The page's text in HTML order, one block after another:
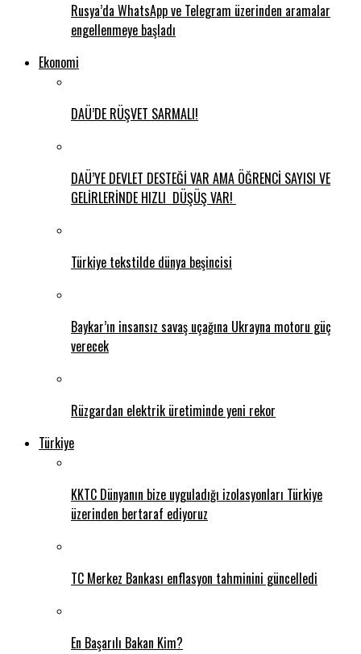
Rusya’da WhatsApp ve Telegram üzerinden aramalar
engellenmeye başladı
Ekonomi
DAÜ’DE RÜŞVET SARMALI!
DAÜ’YE DEVLET DESTEĞİ VAR AMA ÖĞRENCİ SAYISI VE
GELİRLERİNDE HIZLI DÜŞÜŞ VAR!
Türkiye tekstilde dünya beşincisi
Baykar’ın insansız savaş uçağına Ukrayna motoru güç
verecek
Rüzgardan elektrik üretiminde yeni rekor
Türkiye
KKTC Dünyanın bize uyguladığı izolasyonları Türkiye
üzerinden bertaraf ediyoruz
TC Merkez Bankası enflasyon tahminini güncelledi
En Başarılı Bakan Kim?